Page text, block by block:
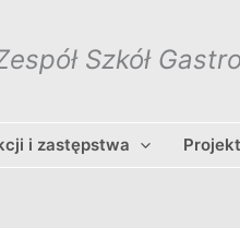
Szkół
i zastępstwa